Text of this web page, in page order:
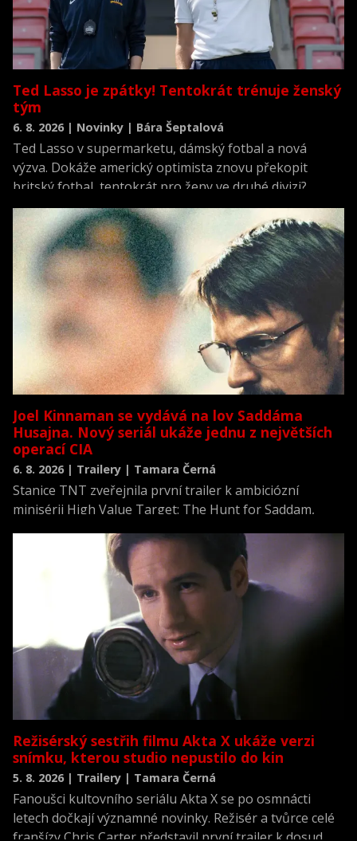
Ted Lasso je zpátky! Tentokrát trénuje ženský
tým
6. 8. 2026 | Novinky | Bára Šeptalová
Ted Lasso v supermarketu, dámský fotbal a nová
výzva. Dokáže americký optimista znovu překopit
britský fotbal, tentokrát pro ženy ve druhé divizi?
Joel Kinnaman se vydává na lov Saddáma
Husajna. Nový seriál ukáže jednu z největších
operací CIA
6. 8. 2026 | Trailery | Tamara Černá
Stanice TNT zveřejnila první trailer k ambiciózní
minisérii High Value Target: The Hunt for Saddam,
novodobých dějin.
Režisérský sestřih filmu Akta X ukáže verzi
snímku, kterou studio nepustilo do kin
5. 8. 2026 | Trailery | Tamara Černá
Fanoušci kultovního seriálu Akta X se po osmnácti
letech dočkají významné novinky. Režisér a tvůrce celé
franšízy Chris Carter představil první trailer k dosud